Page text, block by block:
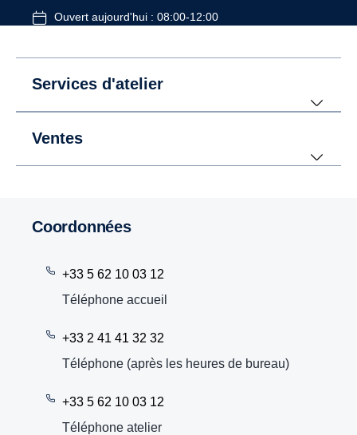
Ouvert aujourd'hui : 08:00-12:00
Services d'atelier
Ventes
Coordonnées
+33 5 62 10 03 12
Téléphone accueil
+33 2 41 41 32 32
Téléphone (après les heures de bureau)
+33 5 62 10 03 12
Téléphone atelier